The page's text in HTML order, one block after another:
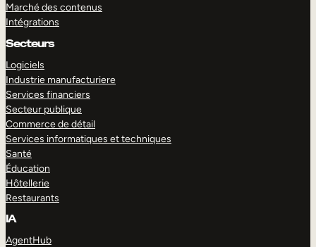
Marché des contenus
Intégrations
Secteurs
Logiciels
Industrie manufacturiere
Services financiers
Secteur publique
Commerce de détail
Services informatiques et techniques
Santé
Éducation
Hôtellerie
Restaurants
IA
AgentHub